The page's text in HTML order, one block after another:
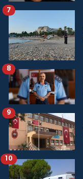
7
8
9
10